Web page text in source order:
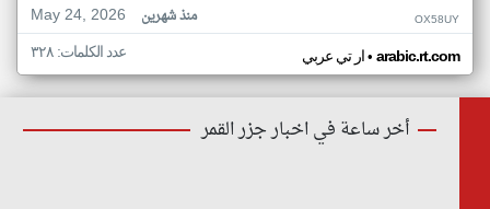
May 24, 2026
منذ شهرين OX58UY
ار تي عربي• arabic.rt.com عدد الكلمات: ٣٢٨
أخر ساعة في اخبار جزر القمر